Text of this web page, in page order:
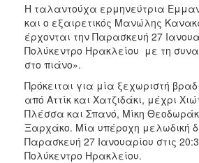
2013
2012
2011
2010
2006
Η ταλαντούχα ερμηνεύτρια
και ο εξαιρετικός Μανώλης
έρχονται την Παρασκευή 27
Πολύκεντρο Ηρακλείου με τη
στο πιάνο».
Πρόκειται για μία ξεχωριστή
από Αττίκ και Χατζιδάκι, μέχρι
Πλέσσα και Σπανό, Μίκη
Ξαρχάκο. Μία υπέροχη μελωδική
Παρασκευή 27 Ιανουαρίου στις
Πολύκεντρο Ηρακλείου.